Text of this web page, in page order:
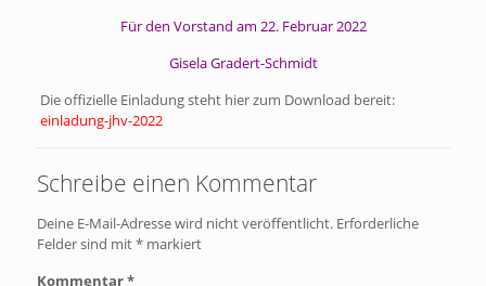
Für den Vorstand am 22. Februar 2022
Gisela Gradert-Schmidt
Die offizielle Einladung steht hier zum Download bereit:
einladung-jhv-2022
Schreibe einen Kommentar
Deine E-Mail-Adresse wird nicht veröffentlicht. Erforderliche
Felder sind mit*markiert
Kommentar*